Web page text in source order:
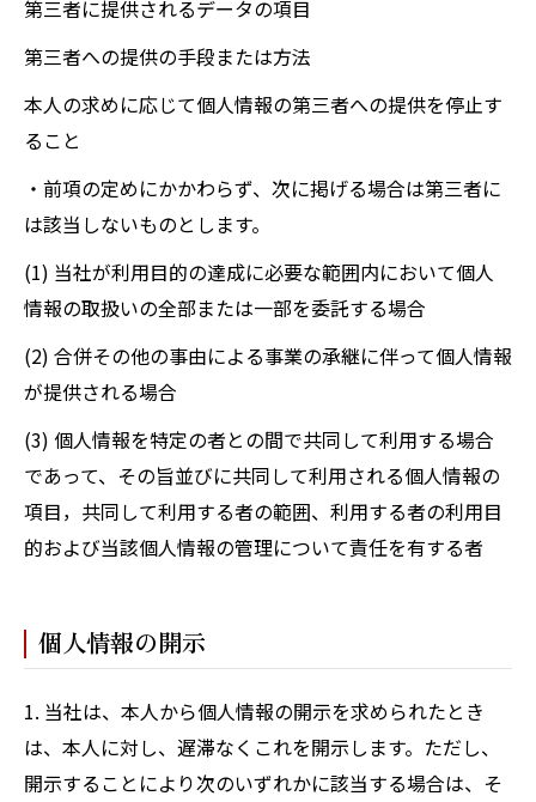
第三者に提供されるデータの項目
第三者への提供の手段または方法
本人の求めに応じて個人情報の第三者への提供を停止す
ること
・前項の定めにかかわらず、次に掲げる場合は第三者に
は該当しないものとします。
(1) 当社が利用目的の達成に必要な範囲内において個人
情報の取扱いの全部または一部を委託する場合
(2) 合併その他の事由による事業の承継に伴って個人情報
が提供される場合
(3) 個人情報を特定の者との間で共同して利用する場合
であって、その旨並びに共同して利用される個人情報の
項目，共同して利用する者の範囲、利用する者の利用目
的および当該個人情報の管理について責任を有する者
個人情報の開示
1. 当社は、本人から個人情報の開示を求められたとき
は、本人に対し、遅滞なくこれを開示します。ただし、
開示することにより次のいずれかに該当する場合は、そ